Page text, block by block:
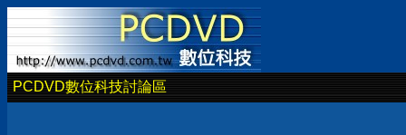
PCDVD數位科技討論區